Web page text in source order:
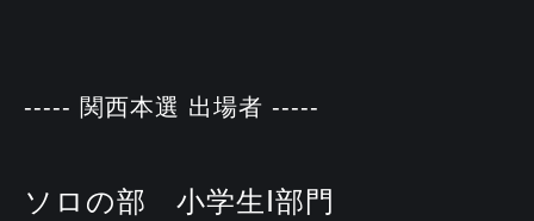
----- 関西本選 出場者 -----
ソロの部 小学生Ⅰ部門